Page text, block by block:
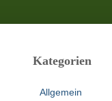
Kategorien
Allgemein